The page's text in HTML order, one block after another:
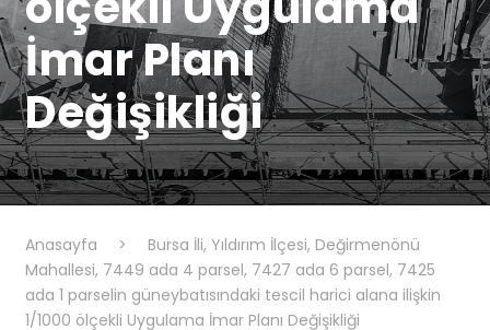
İmar Planı
Değişikliği
Anasayfa >
Bursa İli, Yıldırım İlçesi, Değirmenönü
Mahallesi, 7449 ada 4 parsel, 7427 ada 6 parsel, 7425
ada 1 parselin güneybatısındaki tescil harici alana ilişkin
1/1000 ölçekli Uygulama İmar Planı Değişikliği